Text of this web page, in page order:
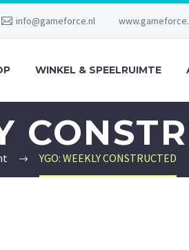
info@gameforce.nl
WINKEL & SPEELRUIMTE
YGO: WEEKLY CONSTRUCTED